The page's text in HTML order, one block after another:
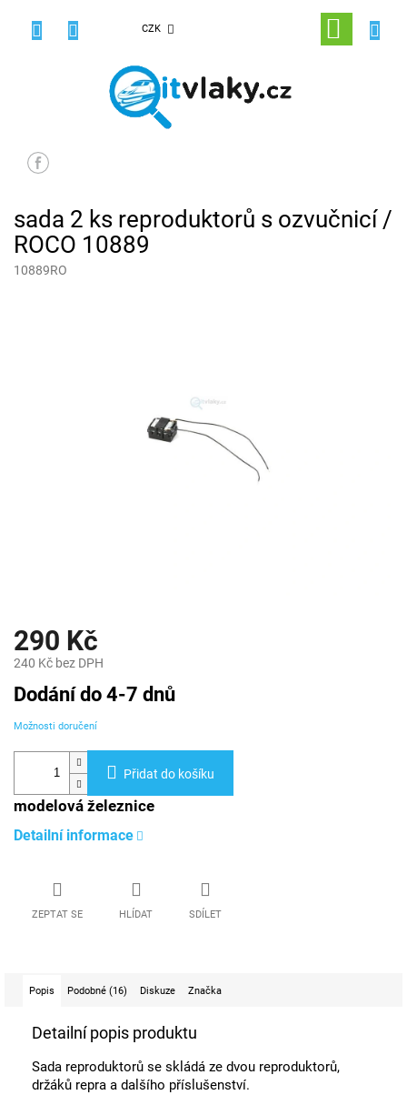
CZK
NÁKUPNÍ
KOŠÍK
sada 2 ks reproduktorů s ozvučnicí /
ROCO 10889
10889RO
290 Kč
240 Kč bez DPH
Měrná
cena:
Dodání do 4-7 dnů
Možnosti doručení
Přidat do košíku
modelová železnice
Detailní informace
ZEPTAT SE HLÍDAT SDÍLET
Popis Podobné (16) Diskuze Značka
Detailní popis produktu
Sada reproduktorů se skládá ze dvou reproduktorů,
držáků repra a dalšího příslušenství.